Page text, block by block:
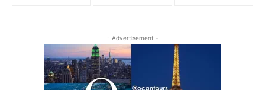
- Advertisement -